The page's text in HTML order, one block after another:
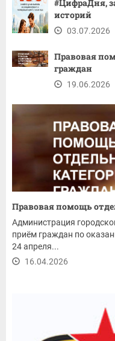
#ЦифраДня,
историй
03.07.2026
Правовая
граждан
19.06.2026
Правовая помощь
Администрация
приём граждан по
24 апреля...
16.04.2026